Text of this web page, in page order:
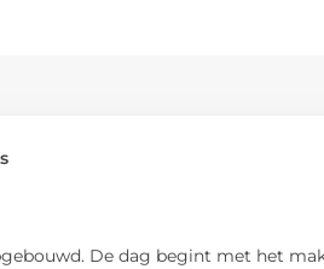
De dag begint met het